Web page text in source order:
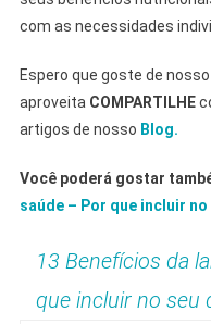
com as necessidades
Espero que goste de
aproveita COMPARTILHE
artigos de nosso Blog.
Você poderá gostar
saúde – Por que incluir no
13 Benefícios da
que incluir no seu